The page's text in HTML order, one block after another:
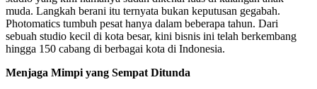
muda. Langkah berani itu ternyata bukan keputusan gegabah.
Photomatics tumbuh pesat hanya dalam beberapa tahun. Dari
sebuah studio kecil di kota besar, kini bisnis ini telah berkembang
hingga 150 cabang di berbagai kota di Indonesia.
Menjaga Mimpi yang Sempat Ditunda